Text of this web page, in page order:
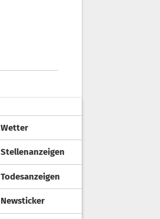
Wetter
Stellenanzeigen
Todesanzeigen
Newsticker